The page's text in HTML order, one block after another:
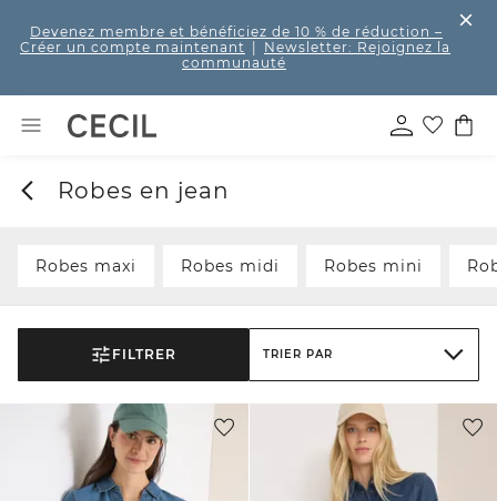
Devenez membre et bénéficiez de 10 % de réduction –
Créer un compte maintenant
Newsletter: Rejoignez la
communauté
Robes en jean
Robes maxi Robes midi Robes mini
FILTRER TRIER PAR